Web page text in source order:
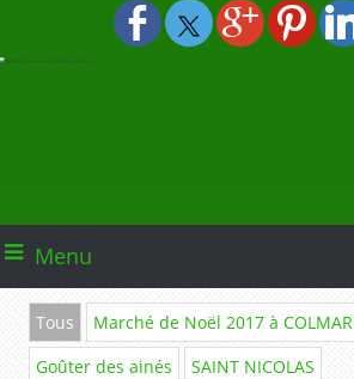
Menu
Tous
Marché de Noël 2017 à COLMAR
Goûter des ainés
SAINT NICOLAS